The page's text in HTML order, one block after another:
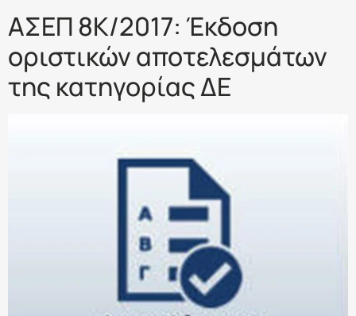
ΑΣΕΠ 8Κ/2017: Έκδοση
οριστικών αποτελεσμάτων
της κατηγορίας ΔΕ